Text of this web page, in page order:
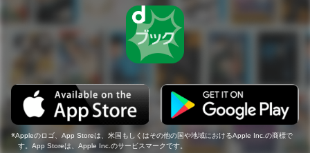
Appleのロゴ、App Storeは、米国もしくはその他の国や地域におけるApple Inc.の商標で
す。App Storeは、Apple Inc.のサービスマークです。